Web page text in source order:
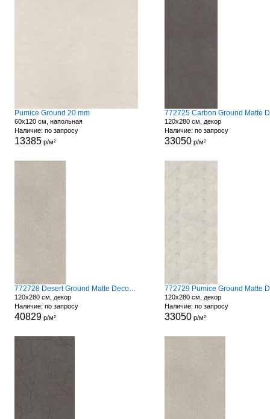
Pumice Ground 20 mm
60x120 см, напольная
Наличие: по запросу
13385р/м²
120x280 см, декор
Наличие: по запросу
33050р/м²
772728 Desert Ground Matte Decoro Fronds
120x280 см, декор
Наличие: по запросу
40829р/м²
120x280 см, декор
Наличие: по запросу
33050р/м²